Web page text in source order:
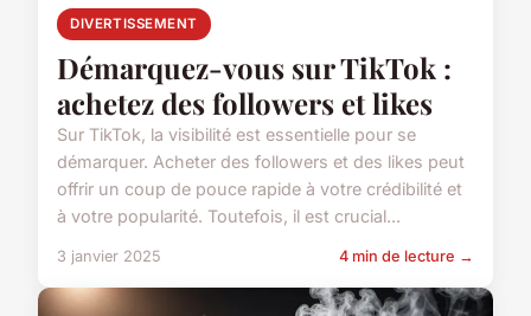
DIVERTISSEMENT
Démarquez-vous sur TikTok :
achetez des followers et likes
Sur TikTok, la visibilité est essentielle pour se
démarquer. Acheter des followers et des likes peut
offrir un coup de pouce rapide à votre crédibilité et
à votre popularité. Toutefois, il est crucial...
3 janvier 2025 4 min de lecture →